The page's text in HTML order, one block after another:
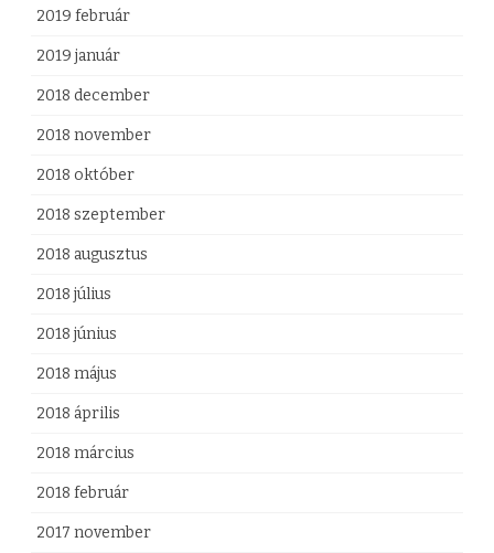
2019 február
2019 január
2018 december
2018 november
2018 október
2018 szeptember
2018 augusztus
2018 július
2018 június
2018 május
2018 április
2018 március
2018 február
2017 november